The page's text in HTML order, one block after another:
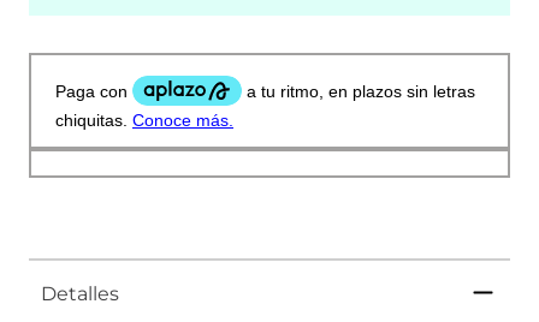
Detalles